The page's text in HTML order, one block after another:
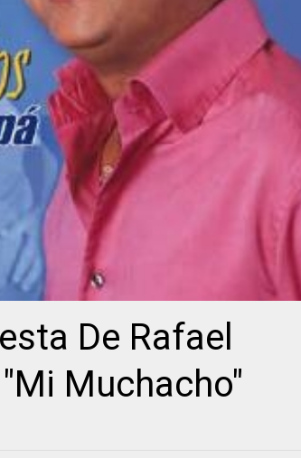
De Rafael
Muchacho"